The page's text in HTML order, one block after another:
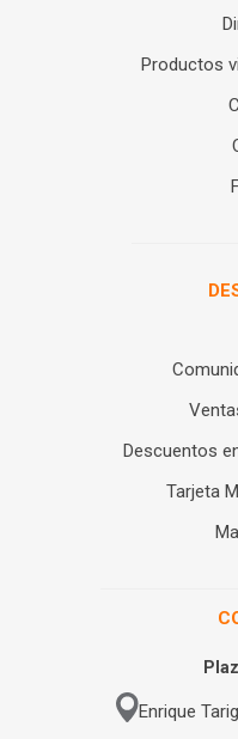
Productos
Descuentos
Tarjeta
Enrique